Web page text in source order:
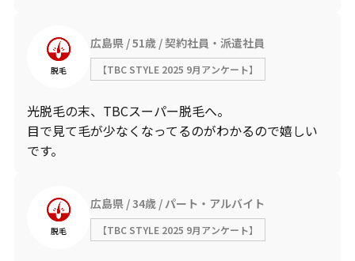
脱毛
広島県 51歳 契約社員・派遣社員
【TBC STYLE 2025 9月アンケート】
光脱毛の末、TBCスーパー脱毛へ。
目で見て毛が少なくなってるのがわかるので嬉しい
です。
脱毛
広島県 34歳 パート・アルバイト
【TBC STYLE 2025 9月アンケート】